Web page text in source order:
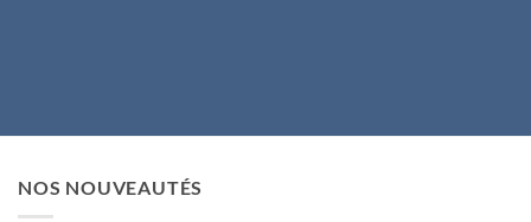
NOS NOUVEAUTÉS